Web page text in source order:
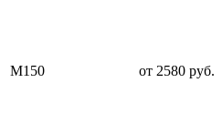
М150 от 2580 руб.